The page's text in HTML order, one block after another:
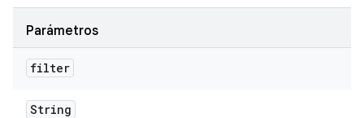
Parámetros
filter
String